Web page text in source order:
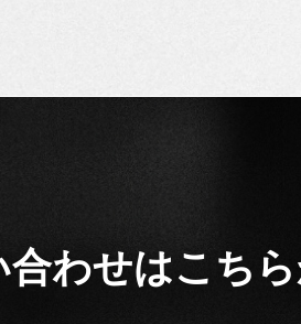
わせはこち